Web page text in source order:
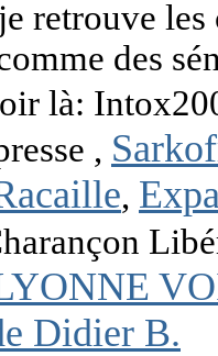
retrouve
des
là:
,
,
Didier B.